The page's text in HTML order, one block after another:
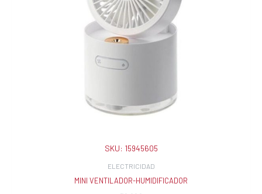
SKU: 15945605
ELECTRICIDAD
MINI VENTILADOR-HUMIDIFICADOR